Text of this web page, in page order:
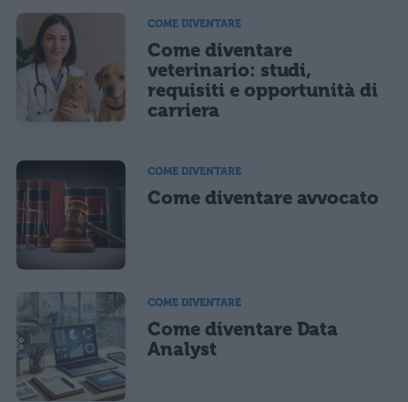
COME DIVENTARE
Come diventare
veterinario: studi,
requisiti e opportunità di
carriera
COME DIVENTARE
Come diventare avvocato
COME DIVENTARE
Come diventare Data
Analyst